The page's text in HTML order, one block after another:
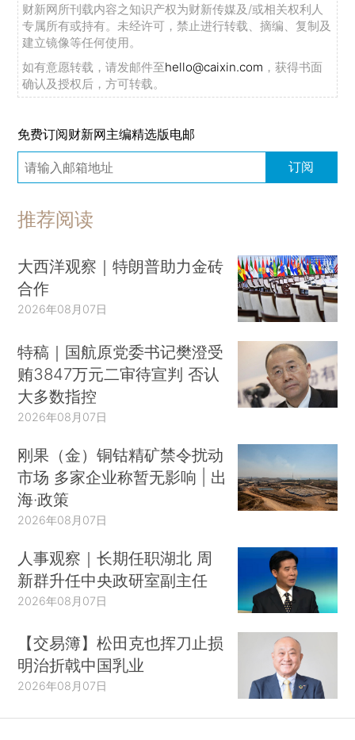
财新网所刊载内容之知识产权为财新传媒及/或相关权利人
专属所有或持有。未经许可，禁止进行转载、摘编、复制及
建立镜像等任何使用。
如有意愿转载，请发邮件至hello@caixin.com ，获得书面
确认及授权后，方可转载。
免费订阅财新网主编精选版电邮
订阅
推荐阅读
大西洋观察｜特朗普助力金砖
合作
2026年08月07日
特稿｜国航原党委书记樊澄受
贿3847万元二审待宣判 否认
大多数指控
2026年08月07日
刚果（金）铜钴精矿禁令扰动
市场 多家企业称暂无影响 | 出
海·政策
2026年08月07日
人事观察｜长期任职湖北 周
新群升任中央政研室副主任
2026年08月07日
【交易簿】松田克也挥刀止损
明治折戟中国乳业
2026年08月07日